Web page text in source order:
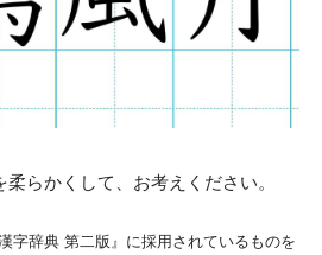
らかくして、お考えください。
字辞典 第二版』に採用されているものを